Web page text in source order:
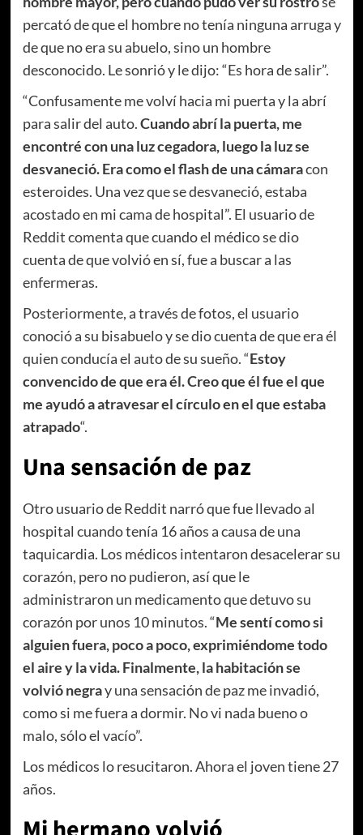
percató de que el hombre no tenía ninguna arruga y
de que no era su abuelo, sino un hombre
desconocido. Le sonrió y le dijo: “Es hora de salir”.
“Confusamente me volví hacia mi puerta y la abrí
para salir del auto.Cuando abrí la puerta, me
encontré con una luz cegadora, luego la luz se
desvaneció. Era como el flash de una cámaracon
esteroides. Una vez que se desvaneció, estaba
acostado en mi cama de hospital”. El usuario de
Reddit comenta que cuando el médico se dio
cuenta de que volvió en sí, fue a buscar a las
enfermeras.
Posteriormente, a través de fotos, el usuario
conoció a su bisabuelo y se dio cuenta de que era él
quien conducía el auto de su sueño. “Estoy
convencido de que era él. Creo que él fue el que
me ayudó a atravesar el círculo en el que estaba
atrapado“.
Una sensación de paz
Otro usuario de Reddit narró que fue llevado al
hospital cuando tenía 16 años a causa de una
taquicardia. Los médicos intentaron desacelerar su
corazón, pero no pudieron, así que le
administraron un medicamento que detuvo su
corazón por unos 10 minutos. “Me sentí como si
alguien fuera, poco a poco, exprimiéndome todo
el aire y la vida. Finalmente, la habitación se
volvió negray una sensación de paz me invadió,
como si me fuera a dormir. No vi nada bueno o
malo, sólo el vacío”.
Los médicos lo resucitaron. Ahora el joven tiene 27
años.